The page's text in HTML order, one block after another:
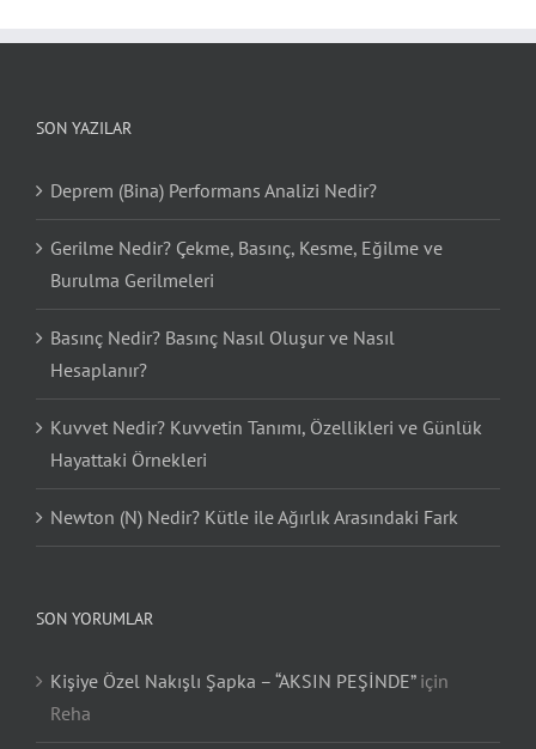
SON YAZILAR
Deprem (Bina) Performans Analizi Nedir?
Gerilme Nedir? Çekme, Basınç, Kesme, Eğilme ve
Burulma Gerilmeleri
Basınç Nedir? Basınç Nasıl Oluşur ve Nasıl
Hesaplanır?
Kuvvet Nedir? Kuvvetin Tanımı, Özellikleri ve Günlük
Hayattaki Örnekleri
Newton (N) Nedir? Kütle ile Ağırlık Arasındaki Fark
SON YORUMLAR
Kişiye Özel Nakışlı Şapka – “AKSIN PEŞİNDE”için
Reha